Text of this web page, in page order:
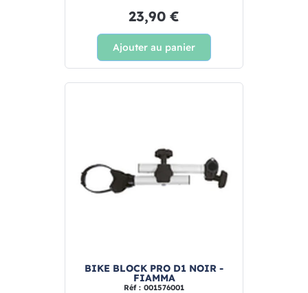
23,90 €
Ajouter au panier
BIKE BLOCK PRO D1 NOIR -
FIAMMA
Réf : 001576001